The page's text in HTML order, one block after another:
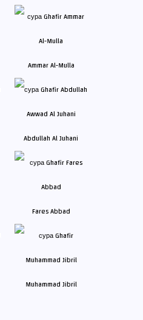
Ammar Al-Mulla
Abdullah Al Juhani
Fares Abbad
Muhammad Jibril